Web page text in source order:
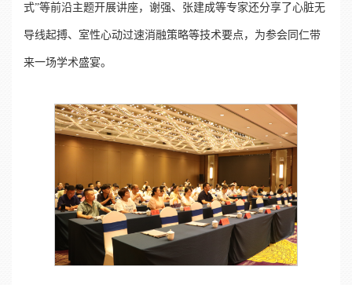
式”等前沿主题开展讲座，谢强、张建成等专家还分享了心脏无
导线起搏、室性心动过速消融策略等技术要点，为参会同仁带
来一场学术盛宴。